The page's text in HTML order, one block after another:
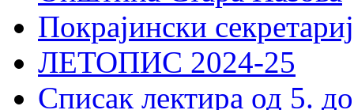
Покрајински
ЛЕТОПИС 2024-25
Списак лектира од 5.